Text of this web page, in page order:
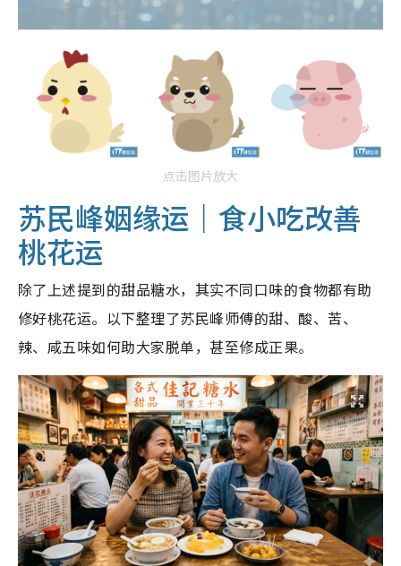
点击图片放大
苏民峰姻缘运｜食小吃改善
桃花运
除了上述提到的甜品糖水，其实不同口味的食物都有助
修好桃花运。以下整理了苏民峰师傅的甜、酸、苦、
辣、咸五味如何助大家脱单，甚至修成正果。